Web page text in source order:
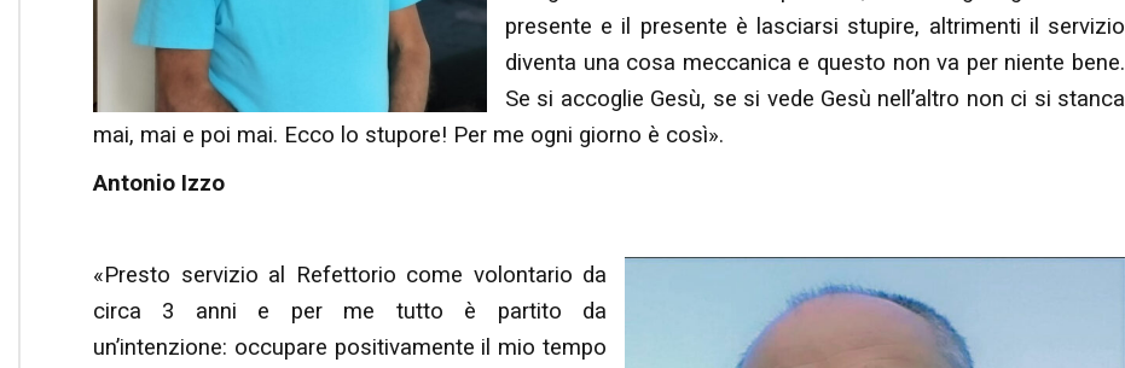
presente e il presente è lasciarsi stupire, altrimenti il servizio
diventa una cosa meccanica e questo non va per niente bene.
Se si accoglie Gesù, se si vede Gesù nell’altro non ci si stanca
mai, mai e poi mai. Ecco lo stupore! Per me ogni giorno è così».
Antonio Izzo
«Presto servizio al Refettorio come volontario da
circa 3 anni e per me tutto è partito da
un’intenzione: occupare positivamente il mio tempo